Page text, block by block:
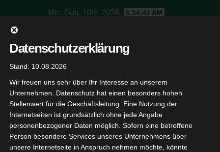
content
Mo.. Aug. 10th, 2026 6:34:41 AM
SV Jagdschloss
Schützenverein Baden-Baden
Datenschutzerklärung
Stand: 10.08.2026
Wir freuen uns sehr über Ihr Interesse an unserem
Unternehmen. Datenschutz hat einen besonders hohen
Stellenwert für die Geschäftsleitung. Eine Nutzung der
Internetseiten ist grundsätzlich ohne jede Angabe
personenbezogener Daten möglich. Sofern eine betroffene
Person besondere Services unseres Unternehmens über
unsere Internetseite in Anspruch nehmen möchte, könnte